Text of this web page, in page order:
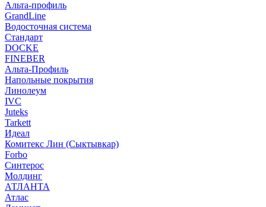
Альта-профиль
GrandLine
Водосточная система
Стандарт
DOCKE
FINEBER
Альта-Профиль
Напольные покрытия
Линолеум
IVC
Juteks
Tarkett
Идеал
Комитекс Лин (Сыктывкар)
Forbo
Синтерос
Молдинг
АТЛАНТА
Атлас